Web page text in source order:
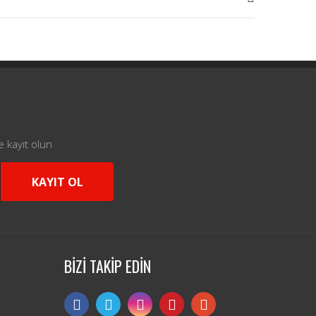
kayıt olun
KAYIT OL
BİZİ TAKİP EDİN